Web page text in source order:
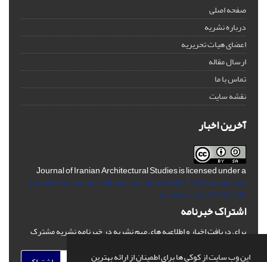
این وب سایت از کوکی ها برای اطمینان از ارائه بهترین
صفحه اصلی
درباره نشریه
اعضای هیات تحریریه
ارسال مقاله
تماس با ما
نقشه سایت
آخرین اخبار
Journal of Iranian Architectural Studies is licensed under a
Creative Commons Attribution-ShareAlike 4.0 International
License. (CC BY-AA 4.0)
اشتراک خبرنامه
برای دریافت اخبار و اطلاعیه های مهم نشریه در خبرنامه نشریه مشترک